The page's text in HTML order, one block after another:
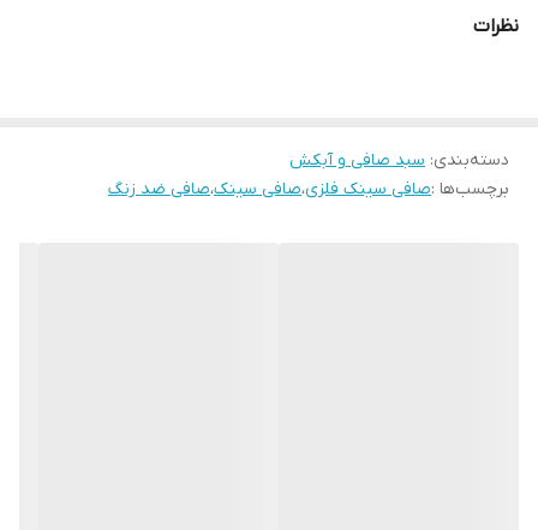
نظرات
دسته‌بندی: سبد صافی و آبکش
برچسب‌ها :صافی سینک فلزی،صافی سینک،صافی ضد زنگ